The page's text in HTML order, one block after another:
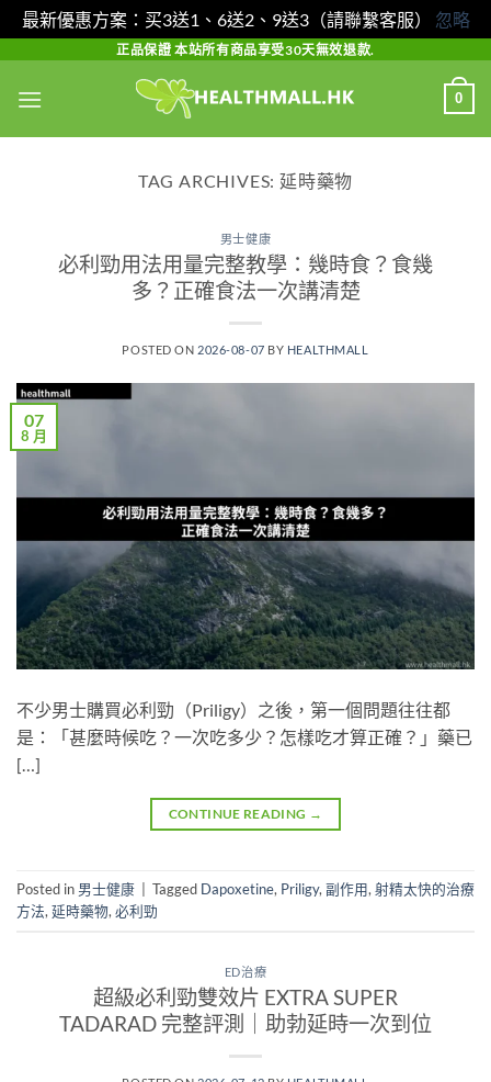
最新優惠方案：买3送1、6送2、9送3（請聯繫客服） 忽略
content
正品保證 本站所有商品享受30天無效退款.
0
TAG ARCHIVES: 延時藥物
男士健康
必利勁用法用量完整教學：幾時食？食幾
多？正確食法一次講清楚
POSTED ON 2026-08-07 BY HEALTHMALL
07
8 月
不少男士購買必利勁（Priligy）之後，第一個問題往往都
是：「甚麼時候吃？一次吃多少？怎樣吃才算正確？」藥已
[…]
CONTINUE READING →
Posted in 男士健康 Tagged Dapoxetine, Priligy,副作用,射精太快的治療
方法,延時藥物,必利勁
ED治療
超級必利勁雙效片 EXTRA SUPER
TADARAD 完整評測｜助勃延時一次到位